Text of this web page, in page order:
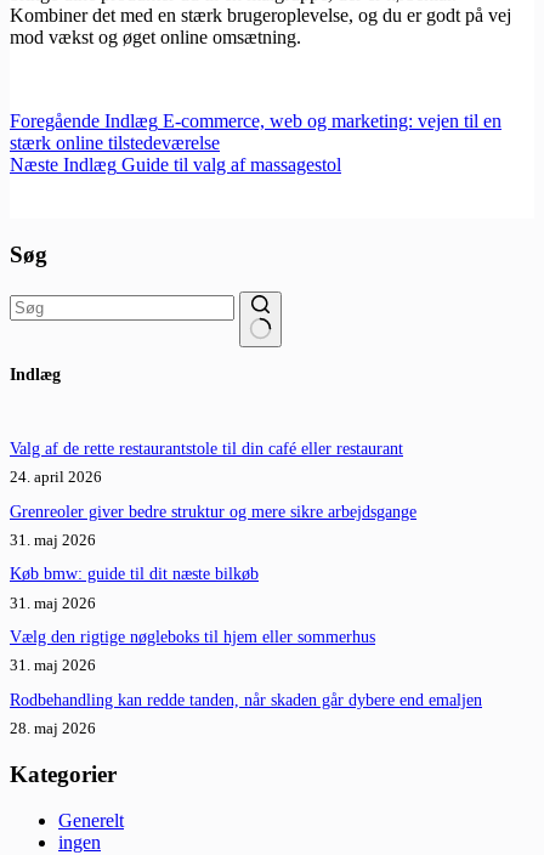
Kombiner det med en stærk brugeroplevelse, og du er godt på vej
mod vækst og øget online omsætning.
Foregående Indlæg E-commerce, web og marketing: vejen til en
stærk online tilstedeværelse
Næste Indlæg Guide til valg af massagestol
Søg
resultater
Indlæg
Valg af de rette restaurantstole til din café eller restaurant
24. april 2026
Grenreoler giver bedre struktur og mere sikre arbejdsgange
31. maj 2026
Køb bmw: guide til dit næste bilkøb
31. maj 2026
Vælg den rigtige nøgleboks til hjem eller sommerhus
31. maj 2026
Rodbehandling kan redde tanden, når skaden går dybere end emaljen
28. maj 2026
Kategorier
Generelt
ingen